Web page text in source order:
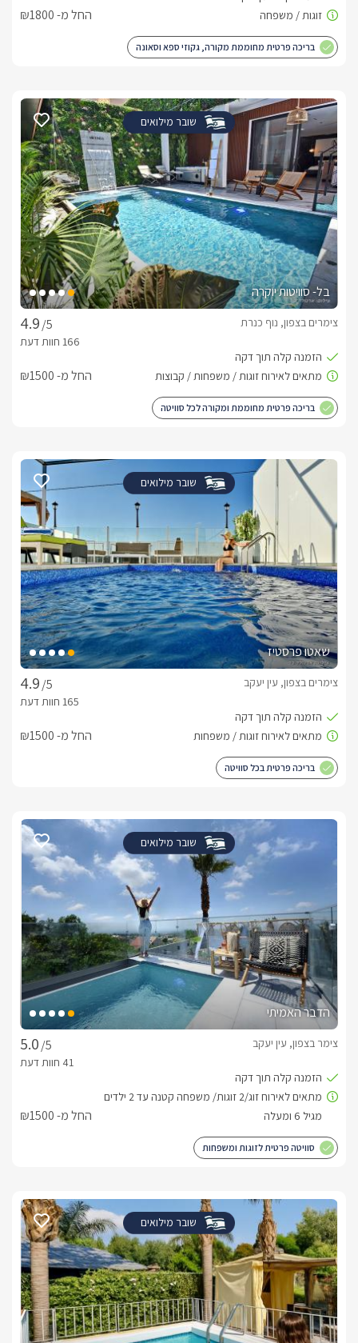
החל מ- ₪1800
בריכה פרטית מחוממת מקורה, גקוזי ספא וסאונה
שובר מילואים
בל- סוויטות יוקרה
/5
צימרים בצפון, נוף כנרת
החל מ- ₪1500
בריכה פרטית מחוממת ומקורה לכל סוויטה
שובר מילואים
שאטו פרסטיז
/5
צימרים בצפון, עין יעקב
החל מ- ₪1500
בריכה פרטית בכל סוויטה
שובר מילואים
הדבר האמיתי
/5
צימר בצפון, עין יעקב
החל מ- ₪1500
סוויטה פרטית לזוגות ומשפחות
שובר מילואים